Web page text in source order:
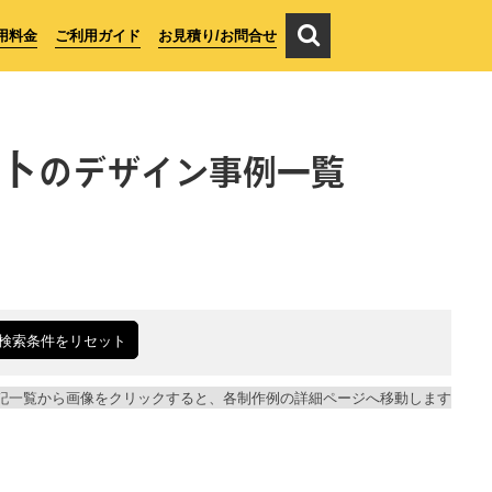
料金 ご利用ガイド お見積り/お問合せ
のデザイン事例一覧
索条件をリセット
一覧から画像をクリックすると、各制作例の詳細ページへ移動します